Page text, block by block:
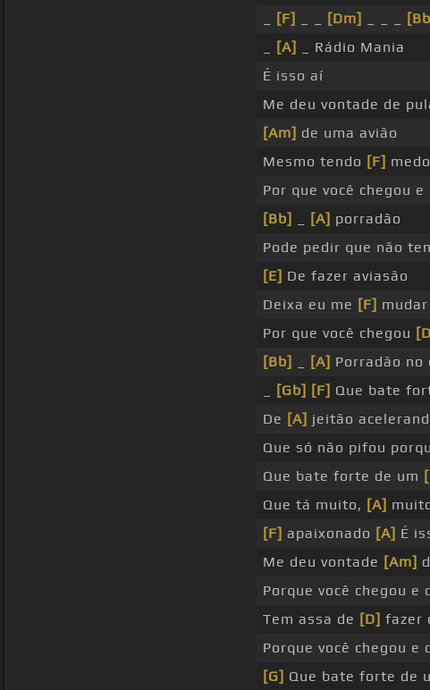
[F] [Dm]
[A]
_ Rádio Mania
É isso aí
Me deu vontade de
[Am] de uma avião
Mesmo tendo [F]
Por que você chegou
[Bb]
[A] porradão
Pode pedir que não
[E] De fazer aviasão
Deixa eu me [F]
Por que você chegou
[Bb]
[A] Porradão no
[Gb] [F] Que bate
De [A] jeitão
Que só não pifou
Que bate forte de um
Que tá muito, [A] muito
[F] apaixonado [A] É
Me deu vontade [Am]
Porque você chegou e
Tem assa de [D] fazer
Porque você chegou e
[G] Que bate forte de